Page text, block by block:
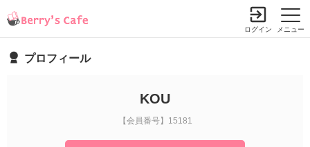
メニュー
ログイン
プロフィール
KOU
【会員番号】15181